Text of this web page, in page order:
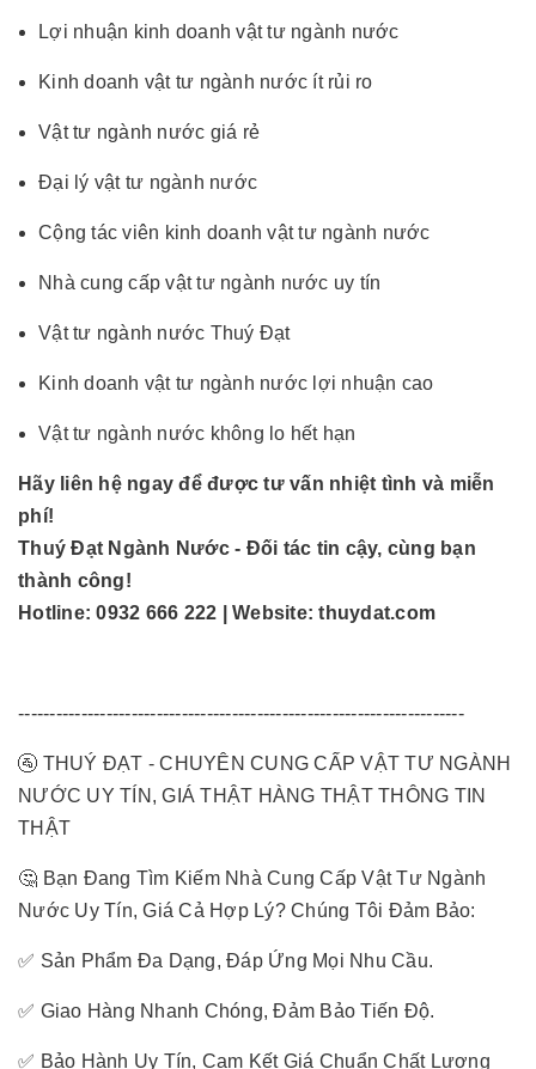
Lợi nhuận kinh doanh vật tư ngành nước
Kinh doanh vật tư ngành nước ít rủi ro
Vật tư ngành nước giá rẻ
Đại lý vật tư ngành nước
Cộng tác viên kinh doanh vật tư ngành nước
Nhà cung cấp vật tư ngành nước uy tín
Vật tư ngành nước Thuý Đạt
Kinh doanh vật tư ngành nước lợi nhuận cao
Vật tư ngành nước không lo hết hạn
Hãy liên hệ ngay để được tư vấn nhiệt tình và miễn
phí!
Thuý Đạt Ngành Nước - Đối tác tin cậy, cùng bạn
thành công!
Hotline: 0932 666 222 | Website: thuydat.com
-----------------------------------------------------------------------
🚰 THUÝ ĐẠT - CHUYÊN CUNG CẤP VẬT TƯ NGÀNH
NƯỚC UY TÍN, GIÁ THẬT HÀNG THẬT THÔNG TIN
THẬT
🤔 Bạn Đang Tìm Kiếm Nhà Cung Cấp Vật Tư Ngành
Nước Uy Tín, Giá Cả Hợp Lý? Chúng Tôi Đảm Bảo:
✅ Sản Phẩm Đa Dạng, Đáp Ứng Mọi Nhu Cầu.
✅ Giao Hàng Nhanh Chóng, Đảm Bảo Tiến Độ.
✅ Bảo Hành Uy Tín, Cam Kết Giá Chuẩn Chất Lượng